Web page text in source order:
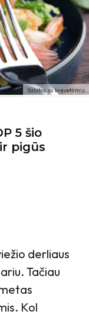
Salotos su krevetėmis
5 šio
pigūs
derliaus
Tačiau
Kol